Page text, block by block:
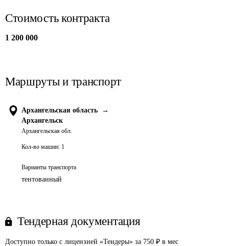
Стоимость контракта
1 200 000
Маршруты и транспорт
Архангельская область
→
Архангельск
Архангельская обл.
Кол-во машин: 1
Варианты транспорта
тентованный
Тендерная документация
Доступно только с лицензией «Тендеры» за 750 ₽ в мес